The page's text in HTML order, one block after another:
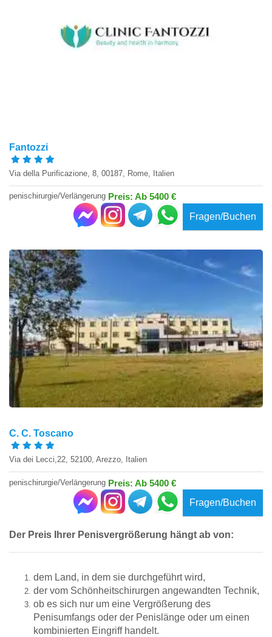
Fantozzi
Via della Purificazione, 8, 00187, Rome, Italien
penischirurgie/Verlängerung Preis: Ab 5400 €
Fragen/Buchen
C. C. Toscano
Via dei Lecci,22, 52100, Arezzo, Italien
penischirurgie/Verlängerung Preis: Ab 5400 €
Fragen/Buchen
Der Preis Ihrer Penisvergrößerung hängt ab von:
dem Land, in dem sie durchgeführt wird,
der vom Schönheitschirurgen angewandten Technik,
ob es sich nur um eine Vergrößerung des
Penisumfangs oder der Penislänge oder um einen
kombinierten Eingriff handelt.